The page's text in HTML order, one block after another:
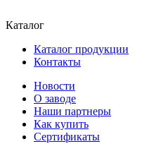
Каталог
Каталог продукции
Контакты
Новости
О заводе
Наши партнеры
Как купить
Сертификаты